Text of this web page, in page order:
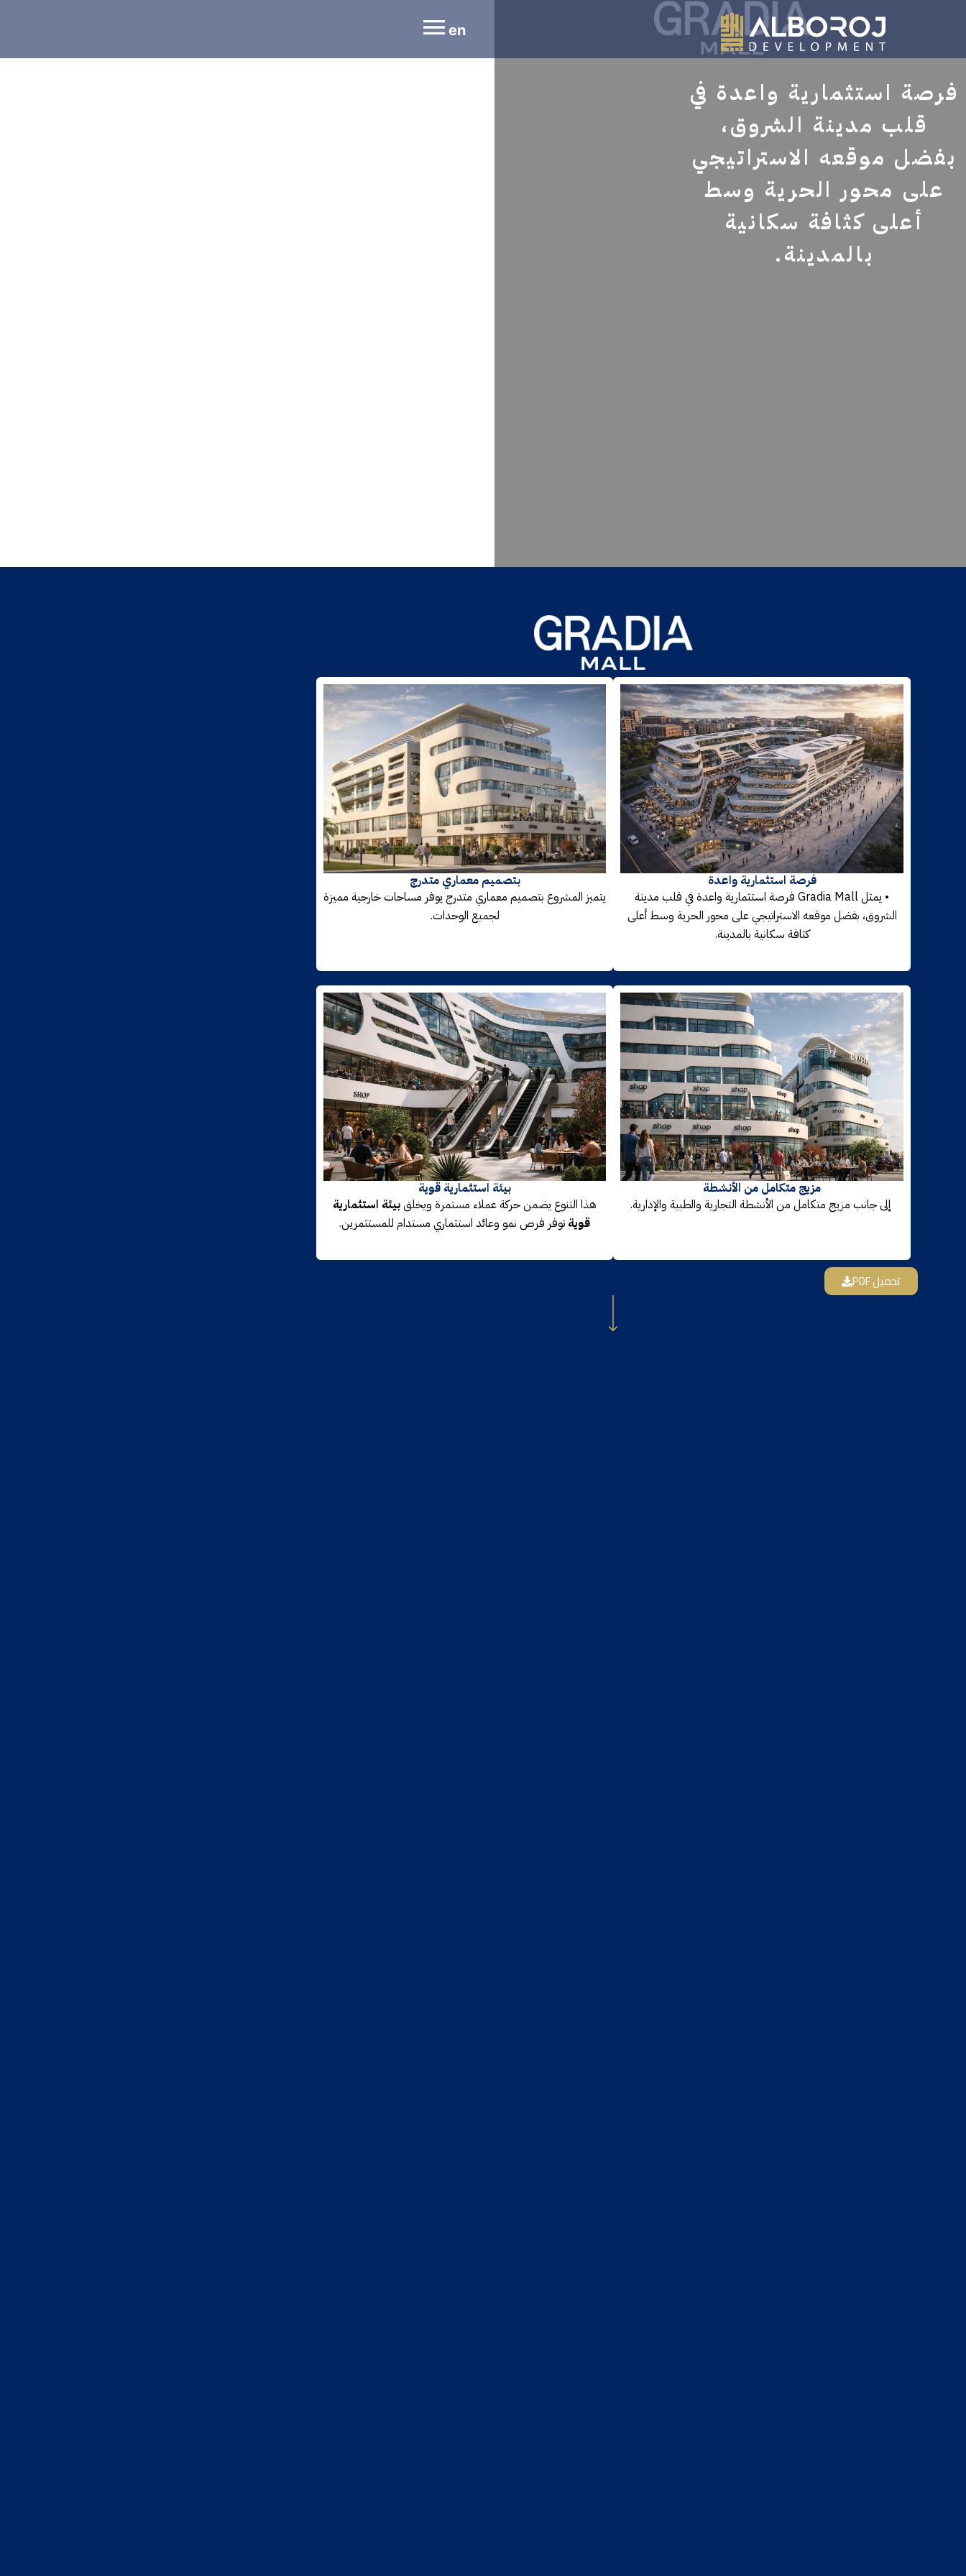
فرصة استثمارية واعدة في
قلب مدينة الشروق،
بفضل موقعه الاستراتيجي
على محور الحرية وسط
أعلى كثافة سكانية
بالمدينة.
فرصة استثمارية واعدة
• يمثل Gradia Mall فرصة استثمارية واعدة في قلب مدينة
الشروق، بفضل موقعه الاستراتيجي على محور الحرية وسط أعلى
كثافة سكانية بالمدينة.
بتصميم معماري متدرج
يتميز المشروع بتصميم معماري متدرج يوفر مساحات خارجية مميزة
لجميع الوحدات.
مزيج متكامل من الأنشطة
إلى جانب مزيج متكامل من الأنشطة التجارية والطبية والإدارية.
بيئة استثمارية قوية
هذا التنوع يضمن حركة عملاء مستمرة ويخلقبيئة استثمارية
قوية توفر فرص نمو وعائد استثماري مستدام للمستثمرين.
تحميل PDF